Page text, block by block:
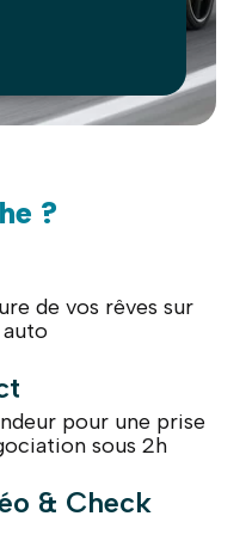
?
de vos rêves sur
auto
pour une prise
sous 2h
& Check